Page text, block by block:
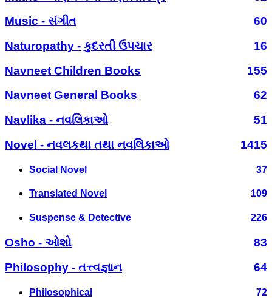
Music - સંગીત
60
Naturopathy - કુદરતી ઉપચાર
16
Navneet Children Books
155
Navneet General Books
62
Navlika - નવલિકાઓ
51
Novel - નવલકથા તથા નવલિકાઓ
1415
Social Novel 37
Translated Novel 109
Suspense & Detective 226
Osho - ઓશો
83
Philosophy - તત્ત્વજ્ઞાન
64
Philosophical 72